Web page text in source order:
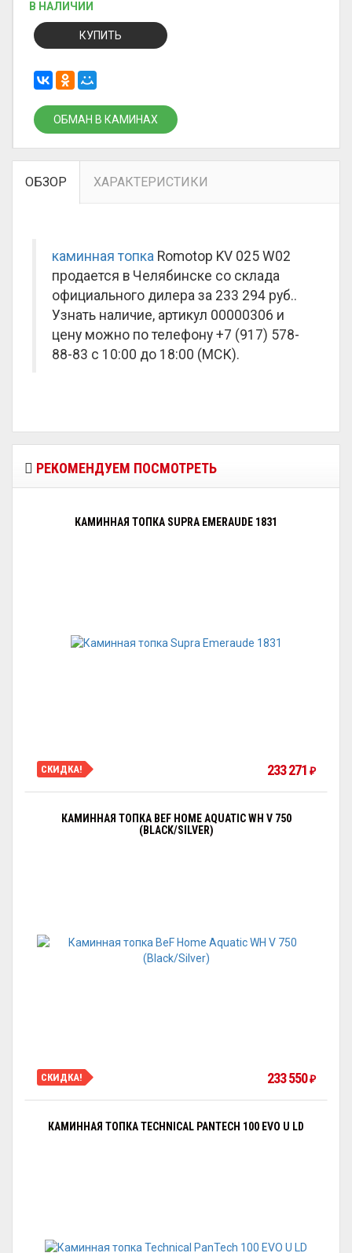
В НАЛИЧИИ
КУПИТЬ
ОБМАН В КАМИНАХ
ОБЗОР ХАРАКТЕРИСТИКИ
каминная топка Romotop KV 025 W02
продается в Челябинске со склада
официального дилера за 233 294 руб..
Узнать наличие, артикул 00000306 и
цену можно по телефону +7 (917) 578-
88-83 с 10:00 до 18:00 (МСК).
РЕКОМЕНДУЕМ ПОСМОТРЕТЬ
КАМИННАЯ ТОПКА SUPRA EMERAUDE 1831
СКИДКА! 233 271 ₽
КАМИННАЯ ТОПКА BEF HOME AQUATIC WH V 750
(BLACK/SILVER)
СКИДКА! 233 550₽
КАМИННАЯ ТОПКА TECHNICAL PANTECH 100 EVO U LD